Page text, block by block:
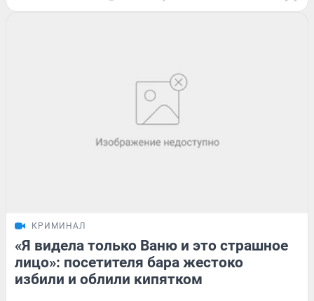
КРИМИНАЛ
«Я видела только Ваню и это страшное
лицо»: посетителя бара жестоко
избили и облили кипятком